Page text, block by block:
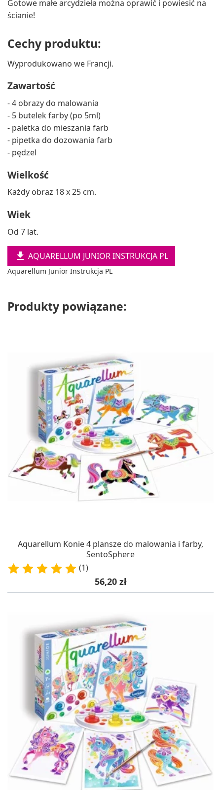
Gotowe małe arcydzieła można oprawić i powiesić na
ścianie!
Cechy produktu:
Wyprodukowano we Francji.
Zawartość
- 4 obrazy do malowania
- 5 butelek farby (po 5ml)
- paletka do mieszania farb
- pipetka do dozowania farb
- pędzel
Wielkość
Każdy obraz 18 x 25 cm.
Wiek
Od 7 lat.
 AQUARELLUM JUNIOR INSTRUKCJA PL
Aquarellum Junior Instrukcja PL
Produkty powiązane:
Aquarellum Konie 4 plansze do malowania i farby,
SentoSphere
(1)
Cena
56,20 zł